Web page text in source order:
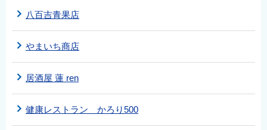
八百吉青果店
やまいち商店
居酒屋 蓮 ren
健康レストラン かろり500